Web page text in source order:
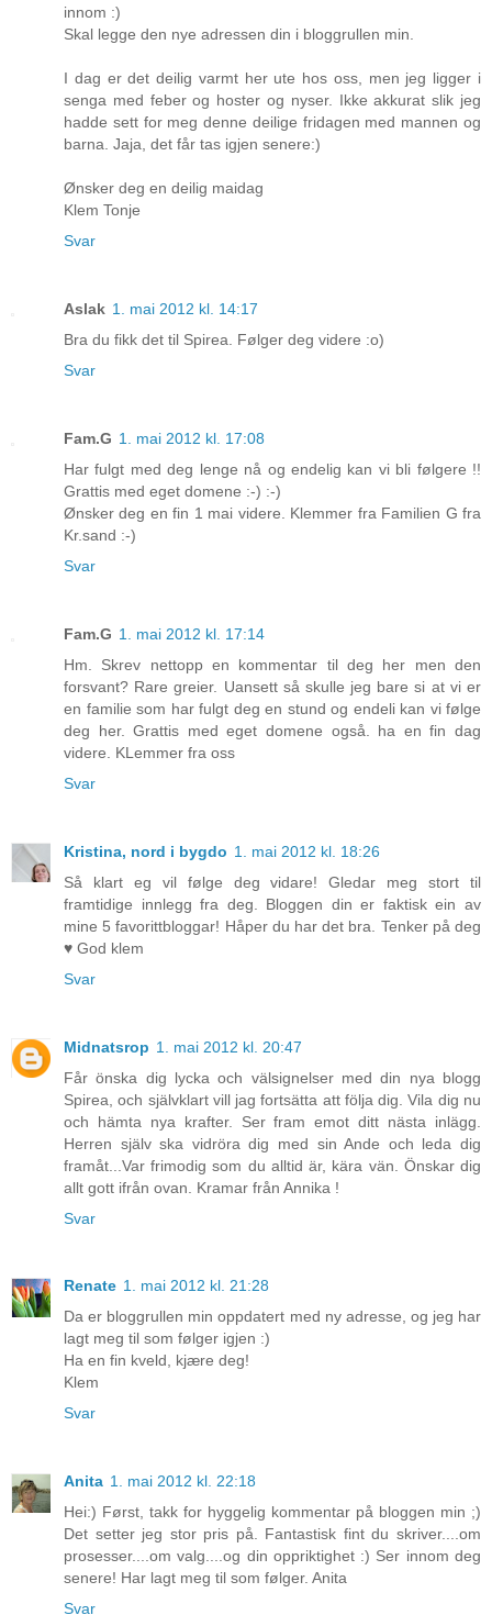
innom :)
Skal legge den nye adressen din i bloggrullen min.
I dag er det deilig varmt her ute hos oss, men jeg ligger i
senga med feber og hoster og nyser. Ikke akkurat slik jeg
hadde sett for meg denne deilige fridagen med mannen og
barna. Jaja, det får tas igjen senere:)
Ønsker deg en deilig maidag
Klem Tonje
Svar
Aslak 1. mai 2012 kl. 14:17
Bra du fikk det til Spirea. Følger deg videre :o)
Svar
Fam.G 1. mai 2012 kl. 17:08
Har fulgt med deg lenge nå og endelig kan vi bli følgere !!
Grattis med eget domene :-) :-)
Ønsker deg en fin 1 mai videre. Klemmer fra Familien G fra
Kr.sand :-)
Svar
Fam.G 1. mai 2012 kl. 17:14
Hm. Skrev nettopp en kommentar til deg her men den
forsvant? Rare greier. Uansett så skulle jeg bare si at vi er
en familie som har fulgt deg en stund og endeli kan vi følge
deg her. Grattis med eget domene også. ha en fin dag
videre. KLemmer fra oss
Svar
Kristina, nord i bygdo 1. mai 2012 kl. 18:26
Så klart eg vil følge deg vidare! Gledar meg stort til
framtidige innlegg fra deg. Bloggen din er faktisk ein av
mine 5 favorittbloggar! Håper du har det bra. Tenker på deg
♥ God klem
Svar
Midnatsrop 1. mai 2012 kl. 20:47
Får önska dig lycka och välsignelser med din nya blogg
Spirea, och självklart vill jag fortsätta att följa dig. Vila dig nu
och hämta nya krafter. Ser fram emot ditt nästa inlägg.
Herren själv ska vidröra dig med sin Ande och leda dig
framåt...Var frimodig som du alltid är, kära vän. Önskar dig
allt gott ifrån ovan. Kramar från Annika !
Svar
Renate 1. mai 2012 kl. 21:28
Da er bloggrullen min oppdatert med ny adresse, og jeg har
lagt meg til som følger igjen :)
Ha en fin kveld, kjære deg!
Klem
Svar
Anita 1. mai 2012 kl. 22:18
Hei:) Først, takk for hyggelig kommentar på bloggen min ;)
Det setter jeg stor pris på. Fantastisk fint du skriver....om
prosesser....om valg....og din oppriktighet :) Ser innom deg
senere! Har lagt meg til som følger. Anita
Svar